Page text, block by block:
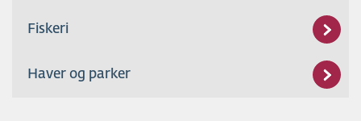
Fiskeri
Haver og parker